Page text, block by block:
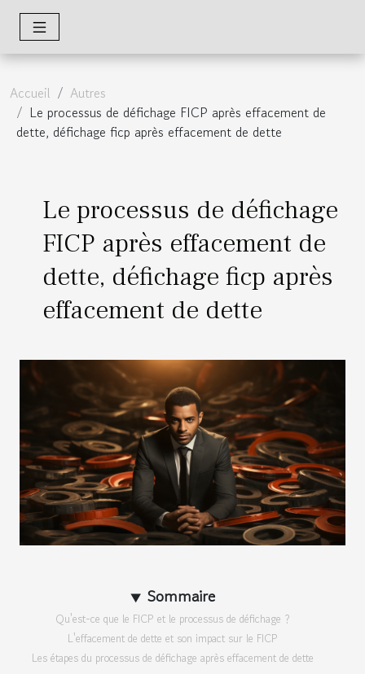
Accueil
Autres
Le processus de défichage FICP après effacement de
dette, défichage ficp après effacement de dette
Le processus de défichage
FICP après effacement de
dette, défichage ficp après
effacement de dette
Sommaire
Qu'est-ce que le FICP et le processus de défichage ?
L'effacement de dette et son impact sur le FICP
Les étapes du processus de défichage après effacement de dette